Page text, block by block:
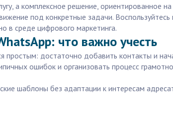
а комплексное решение,
под конкретные задачи.
в среде цифрового маркетинга.
что важно учесть
простым: достаточно добавить контакты и
ошибок и организовать процесс
шаблоны без адаптации к интересам